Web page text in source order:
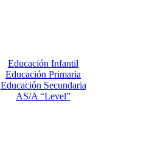
Educación Infantil
Educación Primaria
Educación Secundaria
AS/A “Level”